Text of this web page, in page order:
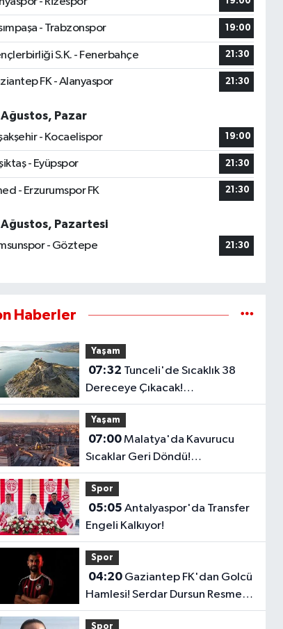
- Trabzonspor 19:00
S.K. - Fenerbahçe 21:30
FK - Alanyaspor 21:30
Ağustos, Pazar
- Kocaelispor
19:00
- Eyüpspor 21:30
- Erzurumspor FK 21:30
Ağustos, Pazartesi
- Göztepe
21:30
Haberler
Yaşam
07:32
Dereceye Çıkacak!
Meteorolojiden Yeni Tahmin
Yaşam
07:00Malatya'da Kavurucu
Sıcaklar Geri Döndü!
Termometreler 39 Dereceyi
Gösterecek..
Spor
05:05
Engeli Kalkıyor!
Spor
04:20Gaziantep FK'dan Golcü
Hamlesi! Serdar Dursun Resmen
İmzayı Attı!
Spor